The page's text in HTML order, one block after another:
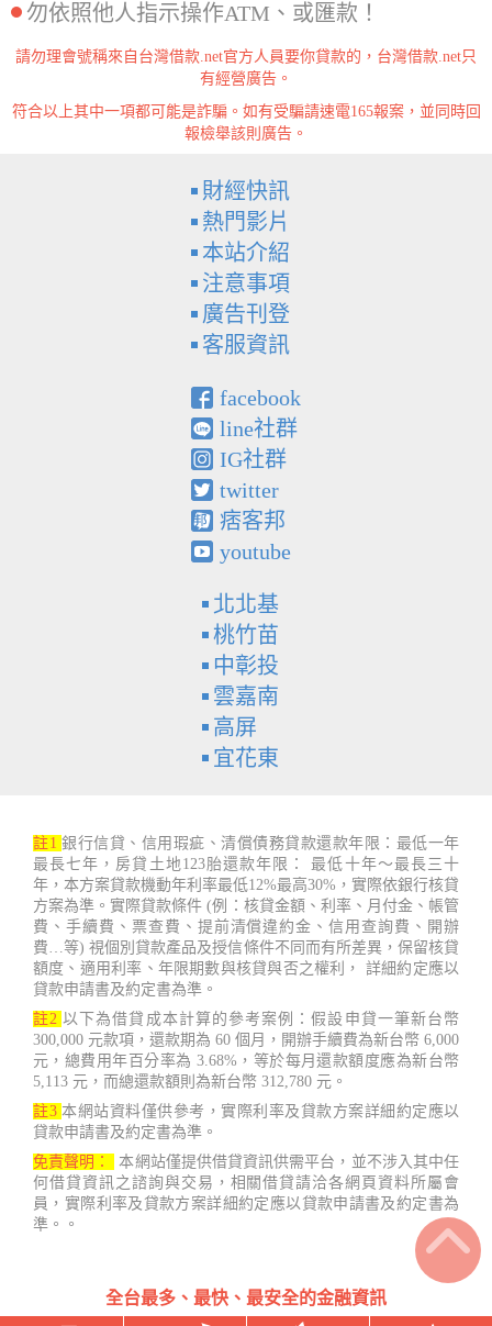
勿依照他人指示操作ATM、或匯款！
請勿理會號稱來自台灣借款.net官方人員要你貸款的，台灣借款.net只
有經營廣告。
符合以上其中一項都可能是詐騙。如有受騙請速電165報案，並同時回
報檢舉該則廣告。
財經快訊
熱門影片
本站介紹
注意事項
廣告刊登
客服資訊
facebook
line社群
IG社群
twitter
痞客邦
youtube
北北基
桃竹苗
中彰投
雲嘉南
高屏
宜花東
註1 銀行信貸、信用瑕疵、清償債務貸款還款年限：最低一年
最長七年，房貸土地123胎還款年限： 最低十年～最長三十
年，本方案貸款機動年利率最低12%最高30%，實際依銀行核貸
方案為準。實際貸款條件 (例：核貸金額、利率、月付金、帳管
費、手續費、票查費、提前清償違約金、信用查詢費、開辦
費…等) 視個別貸款產品及授信條件不同而有所差異，保留核貸
額度、適用利率、年限期數與核貸與否之權利， 詳細約定應以
貸款申請書及約定書為準。
註2 以下為借貸成本計算的參考案例：假設申貸一筆新台幣
300,000 元款項，還款期為 60 個月，開辦手續費為新台幣 6,000
元，總費用年百分率為 3.68%，等於每月還款額度應為新台幣
5,113 元，而總還款額則為新台幣 312,780 元。
註3 本網站資料僅供參考，實際利率及貸款方案詳細約定應以
貸款申請書及約定書為準。
免責聲明：
本網站僅提供借貸資訊供需平台，並不涉入其中任
何借貸資訊之諮詢與交易，相關借貸請洽各網頁資料所屬會
員，實際利率及貸款方案詳細約定應以貸款申請書及約定書為
準。。
全台最多、最快、最安全的金融資訊